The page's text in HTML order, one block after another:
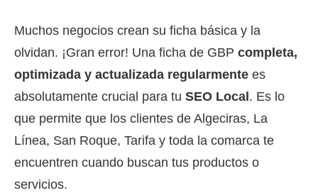
Muchos negocios crean su ficha básica y la
olvidan. ¡Gran error! Una ficha de GBP completa,
optimizada y actualizada regularmente es
absolutamente crucial para tu SEO Local . Es lo
que permite que los clientes de Algeciras, La
Línea, San Roque, Tarifa y toda la comarca te
encuentren cuando buscan tus productos o
servicios.